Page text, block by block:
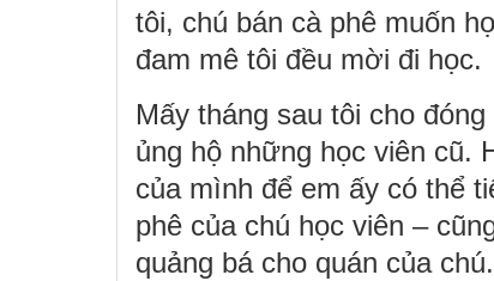
tôi, chú bán cà phê muốn
đam mê tôi đều mời đi học.
Mấy tháng sau tôi cho
ủng hộ những học viên cũ.
của mình để em ấy có thể
phê của chú học viên –
quảng bá cho quán của